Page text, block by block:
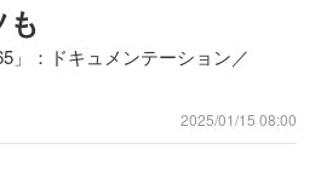
」：ドキュメンテーション／
2025/01/15 08:00